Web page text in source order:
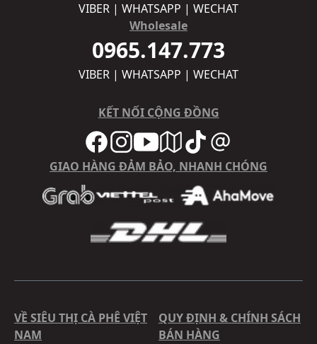
VIBER | WHATSAPP | WECHAT
Wholesale
0965.147.773
VIBER | WHATSAPP | WECHAT
KẾT NỐI CỘNG ĐỒNG
GIAO HÀNG ĐẢM BẢO, NHANH CHÓNG
VỀ SIÊU THỊ CÀ PHÊ VIỆT
NAM
QUY ĐỊNH & CHÍNH SÁCH
BÁN HÀNG